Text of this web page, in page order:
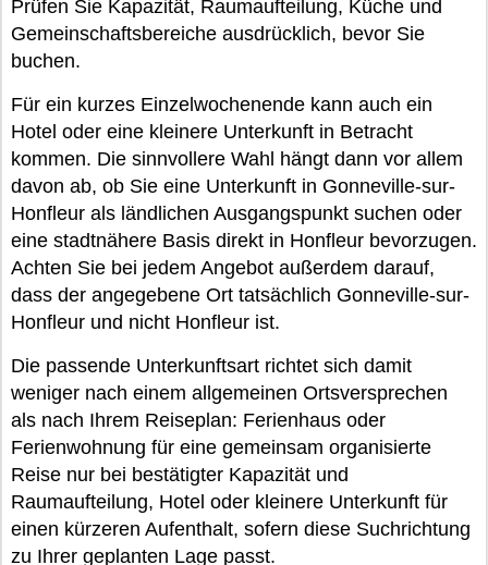
Prüfen Sie Kapazität, Raumaufteilung, Küche und
Gemeinschaftsbereiche ausdrücklich, bevor Sie
buchen.
Für ein kurzes Einzelwochenende kann auch ein
Hotel oder eine kleinere Unterkunft in Betracht
kommen. Die sinnvollere Wahl hängt dann vor allem
davon ab, ob Sie eine Unterkunft in Gonneville-sur-
Honfleur als ländlichen Ausgangspunkt suchen oder
eine stadtnähere Basis direkt in Honfleur bevorzugen.
Achten Sie bei jedem Angebot außerdem darauf,
dass der angegebene Ort tatsächlich Gonneville-sur-
Honfleur und nicht Honfleur ist.
Die passende Unterkunftsart richtet sich damit
weniger nach einem allgemeinen Ortsversprechen
als nach Ihrem Reiseplan: Ferienhaus oder
Ferienwohnung für eine gemeinsam organisierte
Reise nur bei bestätigter Kapazität und
Raumaufteilung, Hotel oder kleinere Unterkunft für
einen kürzeren Aufenthalt, sofern diese Suchrichtung
zu Ihrer geplanten Lage passt.